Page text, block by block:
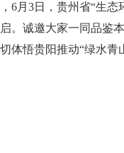
6月3日，贵州省“生态
。诚邀大家一同品鉴
体悟贵阳推动“绿水青